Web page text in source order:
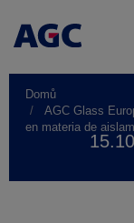
Domů
AGC Glass
en materia de